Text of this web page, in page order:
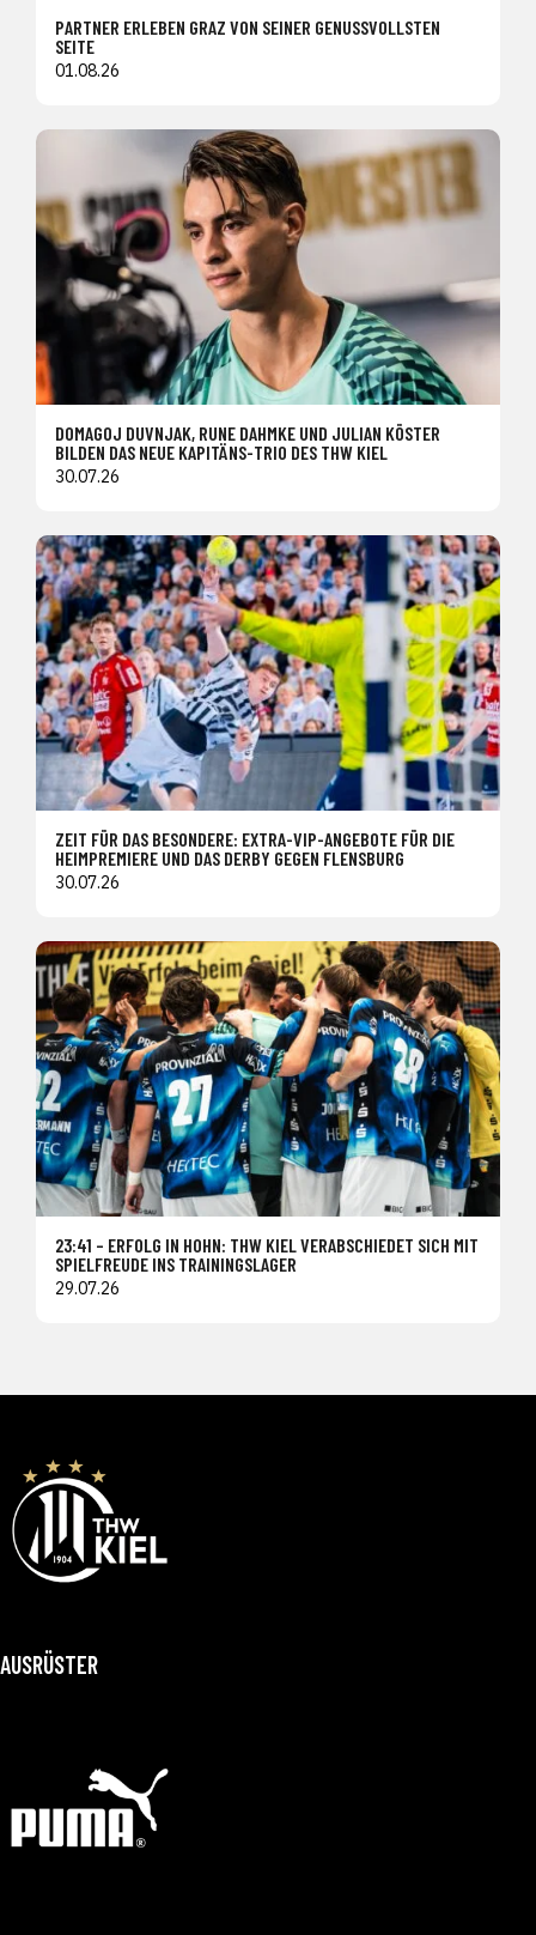
PARTNER ERLEBEN GRAZ VON SEINER GENUSSVOLLSTEN
SEITE
01.08.26
DOMAGOJ DUVNJAK, RUNE DAHMKE UND JULIAN KÖSTER
BILDEN DAS NEUE KAPITÄNS-TRIO DES THW KIEL
30.07.26
ZEIT FÜR DAS BESONDERE: EXTRA-VIP-ANGEBOTE FÜR DIE
HEIMPREMIERE UND DAS DERBY GEGEN FLENSBURG
30.07.26
23:41 – ERFOLG IN HOHN: THW KIEL VERABSCHIEDET SICH MIT
SPIELFREUDE INS TRAININGSLAGER
29.07.26
AUSRÜSTER